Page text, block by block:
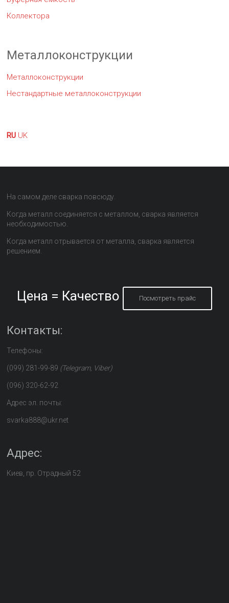
Коллектора
Металлоконструкции
Металлоконструкции
Нестандартные металлоконструкции
RU UK
На самом деле сварка повсюду.
Когда металл соединяется с металлом, сварка является
необходимостью.
Когда металл отрывается от металла, сварка является
решением.
Цена = Качество Посмотреть прайс
Контакты:
Телефоны:
(099) 281-99-89 (Telegram, Viber)
(096) 320-62-92
Адрес эл. почты:
svarka888@ukr.net
Адрес:
Киев, пр. Отрадный 52